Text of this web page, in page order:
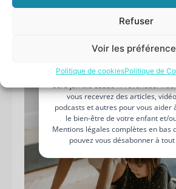
Refuser
Voir les
Politique de cookiesPolitique de
JE BOOST MON BIEN-ÊTRE
Je n’aime pas les spams : votre
sera jamais cédée ni revendue.
vous recevrez des articles,
podcasts et autres pour vous aider
le bien-être de votre enfant et/
Mentions légales complètes en bas
pouvez vous désabonner à